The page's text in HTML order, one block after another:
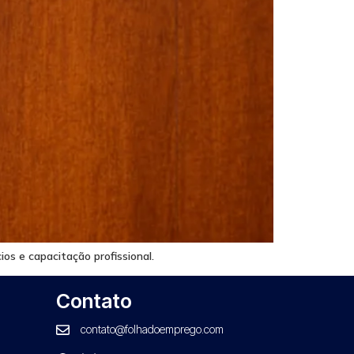
e capacitação profissional.
Contato
contato@folhadoemprego.com